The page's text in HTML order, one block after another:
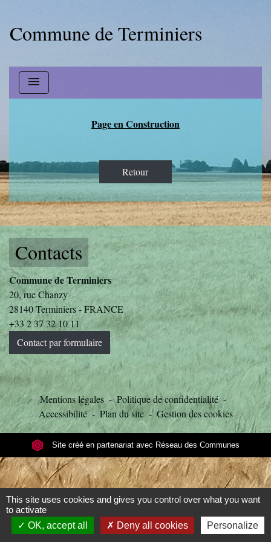
Commune de Terminiers
menu
Page en Construction
Retour
Contacts
Commune de Terminiers
20, rue Chanzy
28140 Terminiers - FRANCE
+33 2 37 32 10 11
Contact par formulaire
Mentions légales - Politique de confidentialité -
Accessibilité - Plan du site - Gestion des cookies
Site créé en partenariat avec Réseau des Communes
This site uses cookies and gives you control over what you want
to activate
OK, accept all
Deny all cookies Personalize